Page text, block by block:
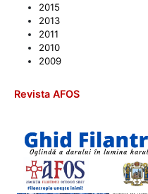
2015
2013
2011
2010
2009
Revista AFOS